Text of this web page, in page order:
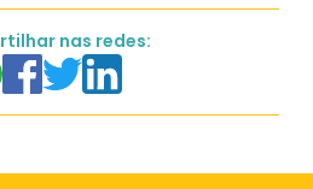
nas redes: